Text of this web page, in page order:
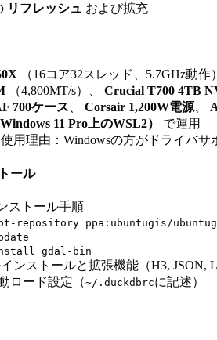
リフレッシュ および拡充
（16コア32スレッド、5.7GHz動
（4,800MT/s）、 Crucial T700 4TB
700ケース、 Corsair 1,200W電源、
11 Pro上のWSL2）
で運用
使用理由：Windowsの方がドライバ
ール
ストール手順
repository ppa:ubuntugis/
gdal-bin
ンストールと拡張機能（H3, JSON,
ロード設定（~/.duckdbrcに記述）